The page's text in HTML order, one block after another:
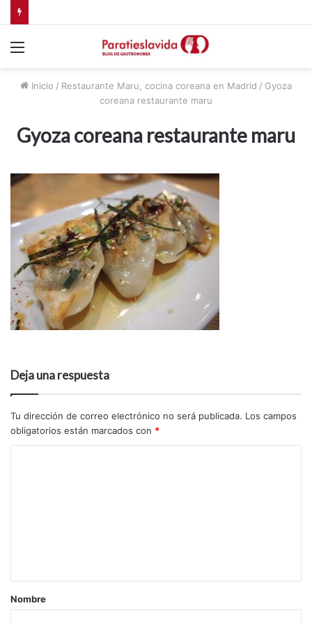
Comer en Valdemorillo, Madrid
Inicio / Restaurante Maru, cocina coreana en Madrid / Gyoza
coreana restaurante maru
Gyoza coreana restaurante maru
Deja una respuesta
Tu dirección de correo electrónico no será publicada. Los campos
obligatorios están marcados con *
Nombre